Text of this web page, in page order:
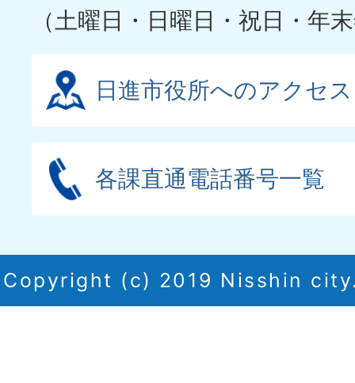
（土曜日・日曜日・祝日・年
日進市役所へのアクセス
各課直通電話番号一覧
Copyright (c) 2019 Nisshin